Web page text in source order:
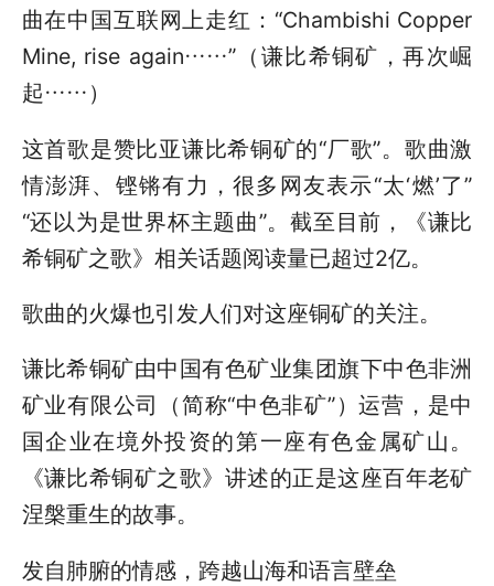
曲在中国互联网上走红：“Chambishi Copper
Mine, rise again……”（谦比希铜矿，再次崛
起……）
这首歌是赞比亚谦比希铜矿的“厂歌”。歌曲激
情澎湃、铿锵有力，很多网友表示“太‘燃’了”
“还以为是世界杯主题曲”。截至目前，《谦比
希铜矿之歌》相关话题阅读量已超过2亿。
歌曲的火爆也引发人们对这座铜矿的关注。
谦比希铜矿由中国有色矿业集团旗下中色非洲
矿业有限公司（简称“中色非矿”）运营，是中
国企业在境外投资的第一座有色金属矿山。
《谦比希铜矿之歌》讲述的正是这座百年老矿
涅槃重生的故事。
发自肺腑的情感，跨越山海和语言壁垒